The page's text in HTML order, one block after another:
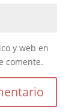
y web en
comente.